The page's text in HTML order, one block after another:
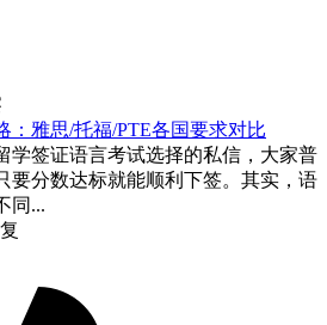
：雅思/托福/PTE各国要求对比
学签证语言考试选择的私信，大家普
要分数达标就能顺利下签。其实，语
同...